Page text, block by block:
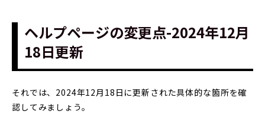
ヘルプページの変更点-2024年12月
18日更新
それでは、2024年12月18日に更新された具体的な箇所を確
認してみましょう。